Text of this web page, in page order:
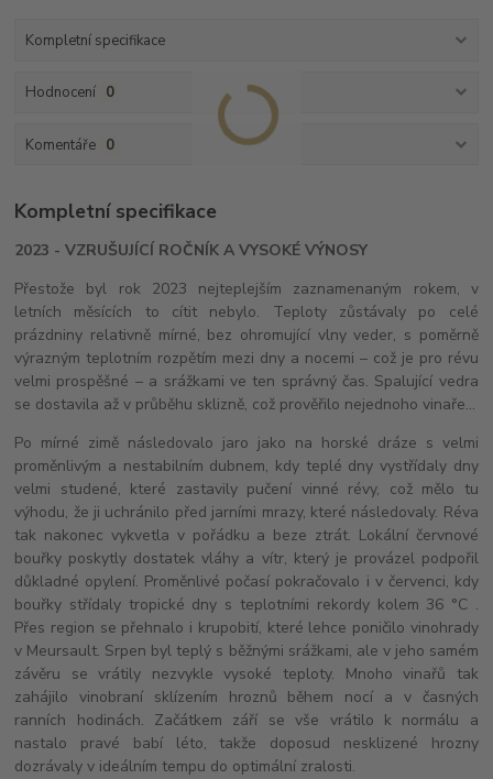
Kompletní specifikace
Hodnocení 0
Komentáře 0
Kompletní specifikace
2023 - VZRUŠUJÍCÍ ROČNÍK A VYSOKÉ VÝNOSY
Přestože byl rok 2023 nejteplejším zaznamenaným rokem, v
letních měsících to cítit nebylo. Teploty zůstávaly po celé
prázdniny relativně mírné, bez ohromující vlny veder, s poměrně
výrazným teplotním rozpětím mezi dny a nocemi – což je pro révu
velmi prospěšné – a srážkami ve ten správný čas. Spalující vedra
se dostavila až v průběhu sklizně, což prověřilo nejednoho vinaře...
Po mírné zimě následovalo jaro jako na horské dráze s velmi
proměnlivým a nestabilním dubnem, kdy teplé dny vystřídaly dny
velmi studené, které zastavily pučení vinné révy, což mělo tu
výhodu, že ji uchránilo před jarními mrazy, které následovaly. Réva
tak nakonec vykvetla v pořádku a beze ztrát. Lokální červnové
bouřky poskytly dostatek vláhy a vítr, který je provázel podpořil
důkladné opylení. Proměnlivé počasí pokračovalo i v červenci, kdy
bouřky střídaly tropické dny s teplotními rekordy kolem 36 °C .
Přes region se přehnalo i krupobití, které lehce poničilo vinohrady
v Meursault. Srpen byl teplý s běžnými srážkami, ale v jeho samém
závěru se vrátily nezvykle vysoké teploty. Mnoho vinařů tak
zahájilo vinobraní sklízením hroznů během nocí a v časných
ranních hodinách. Začátkem září se vše vrátilo k normálu a
nastalo pravé babí léto, takže doposud nesklizené hrozny
dozrávaly v ideálním tempu do optimální zralosti.